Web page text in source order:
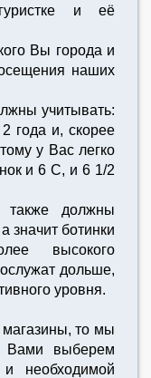
и её
Вы города и
наших
учитывать:
года и, скорее
у Вас легко
и 6 С, и 6 1/2
также должны
значит ботинки
высокого
дольше,
уровня.
то мы
Вами выберем
необходимой